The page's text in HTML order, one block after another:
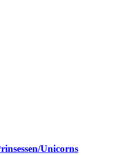
Unicorns